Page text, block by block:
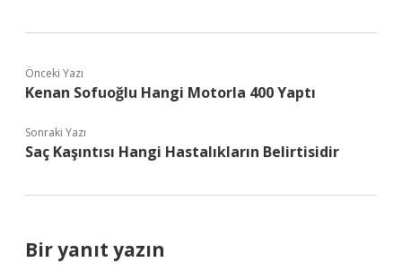
Önceki Yazı
Kenan Sofuoğlu Hangi Motorla 400 Yaptı
Sonraki Yazı
Saç Kaşıntısı Hangi Hastalıkların Belirtisidir
Bir yanıt yazın